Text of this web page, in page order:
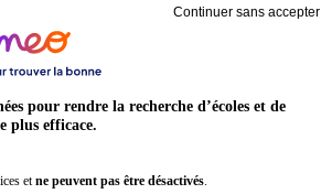
Continuer sans accepter
pour rendre la recherche d’écoles et de
plus efficace.
et ne peuvent pas être désactivés.